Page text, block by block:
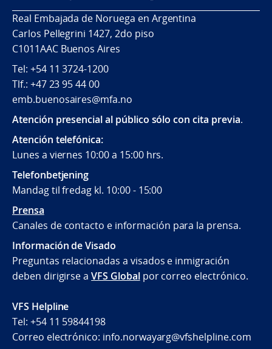
Real Embajada de Noruega en Argentina
Carlos Pellegrini 1427, 2do piso
C1011AAC Buenos Aires
Tel: +54 11 3724-1200
Tlf.: +47 23 95 44 00
emb.buenosaires@mfa.no
Atención presencial al público sólo con cita previa.
Atención telefónica:
Lunes a viernes 10:00 a 15:00 hrs.
Telefonbetjening
Mandag til fredag kl. 10:00 - 15:00
Prensa
Canales de contacto e información para la prensa.
Información de Visado
Preguntas relacionadas a visados e inmigración
deben dirigirse aVFS Globalpor correo electrónico.
VFS Helpline
Tel: +54 11 59844198
Correo electrónico: info.norwayarg@vfshelpline.com